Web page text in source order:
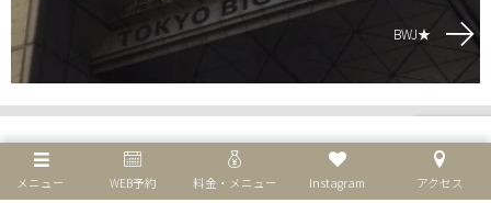
BWJ★
メニュー WEB予約 料金・メニュー Instagram アクセス